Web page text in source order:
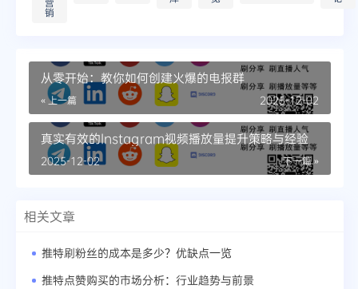
营
销
从零开始：教你如何创建火爆的电报群
« 上一篇 2025-12-02
真实有效的Instagram视频播放量提升策略与经验
下一篇 »
2025-12-02
相关文章
推特刷粉丝的成本是多少？优缺点一览
推特点赞购买的市场分析：行业趋势与前景